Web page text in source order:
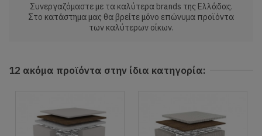
Συνεργαζόμαστε με τα καλύτερα brands της Ελλάδας.
Στο κατάστημα μας θα βρείτε μόνο επώνυμα προϊόντα
των καλύτερων οίκων.
12 ακόμα προϊόντα στην ίδια κατηγορία: